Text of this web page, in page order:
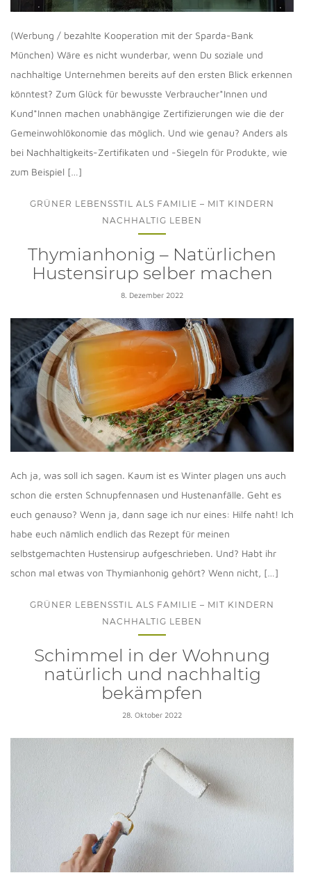
(Werbung / bezahlte Kooperation mit der Sparda-Bank
München) Wäre es nicht wunderbar, wenn Du soziale und
nachhaltige Unternehmen bereits auf den ersten Blick erkennen
könntest? Zum Glück für bewusste Verbraucher*Innen und
Kund*Innen machen unabhängige Zertifizierungen wie die der
Gemeinwohlökonomie das möglich. Und wie genau? Anders als
bei Nachhaltigkeits-Zertifikaten und -Siegeln für Produkte, wie
zum Beispiel […]
GRÜNER LEBENSSTIL ALS FAMILIE – MIT KINDERN
NACHHALTIG LEBEN
Thymianhonig – Natürlichen
Hustensirup selber machen
8. Dezember 2022
Ach ja, was soll ich sagen. Kaum ist es Winter plagen uns auch
schon die ersten Schnupfennasen und Hustenanfälle. Geht es
euch genauso? Wenn ja, dann sage ich nur eines: Hilfe naht! Ich
habe euch nämlich endlich das Rezept für meinen
selbstgemachten Hustensirup aufgeschrieben. Und? Habt ihr
schon mal etwas von Thymianhonig gehört? Wenn nicht, […]
GRÜNER LEBENSSTIL ALS FAMILIE – MIT KINDERN
NACHHALTIG LEBEN
Schimmel in der Wohnung
natürlich und nachhaltig
bekämpfen
28. Oktober 2022